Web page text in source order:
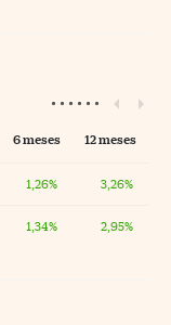
6 meses 12 meses
1,26% 3,26%
1,34% 2,95%